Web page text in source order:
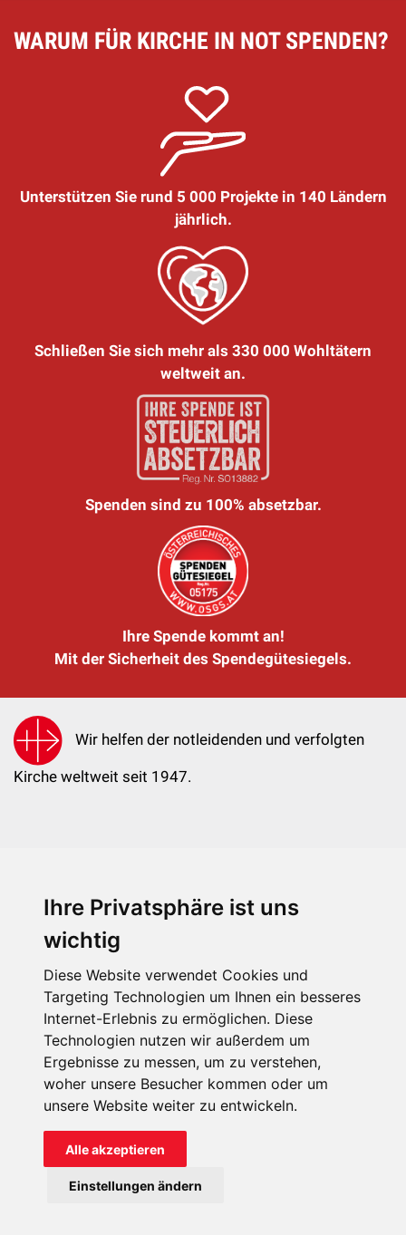
Ihre Privatsphäre ist uns
wichtig
Diese Website verwendet Cookies und
Targeting Technologien um Ihnen ein besseres
Internet-Erlebnis zu ermöglichen. Diese
Technologien nutzen wir außerdem um
Ergebnisse zu messen, um zu verstehen,
woher unsere Besucher kommen oder um
unsere Website weiter zu entwickeln.
Alle akzeptieren
Einstellungen ändern
WARUM FÜR KIRCHE IN NOT SPENDEN?
Unterstützen Sie rund 5 000 Projekte in 140 Ländern
jährlich.
Schließen Sie sich mehr als 330 000 Wohltätern
weltweit an.
Spenden sind zu 100% absetzbar.
Ihre Spende kommt an!
Mit der Sicherheit des Spendegütesiegels.
Wir helfen der notleidenden und verfolgten
Kirche weltweit seit 1947.
KIRCHE IN NOT - Österreich
kin@kircheinnot.at
KIN weltweit
Impressum Datenschutz